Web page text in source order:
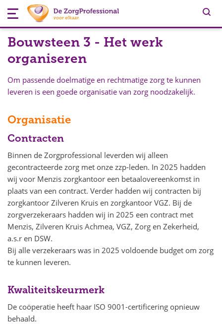
Ga naar content
Bouwsteen 3 - Het werk
organiseren
Om passende doelmatige en rechtmatige zorg te kunnen
leveren is een goede organisatie van zorg noodzakelijk.
Organisatie
Contracten
Binnen de Zorgprofessional leverden wij alleen
gecontracteerde zorg met onze zzp-leden. In 2025 hadden
wij voor Menzis zorgkantoor een betaalovereenkomst in
plaats van een contract. Verder hadden wij contracten bij
zorgkantoor Zilveren Kruis en zorgkantoor VGZ. Bij de
zorgverzekeraars hadden wij in 2025 een contract met
Menzis, Zilveren Kruis Achmea, VGZ, Zorg en Zekerheid,
a.s.r en DSW.
Bij alle verzekeraars was in 2025 voldoende budget om zorg
te kunnen leveren.
Kwaliteitskeurmerk
De coöperatie heeft haar ISO 9001-certificering opnieuw
behaald.